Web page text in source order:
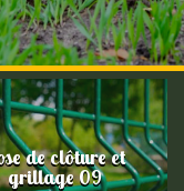
de clôture et
grillage 09